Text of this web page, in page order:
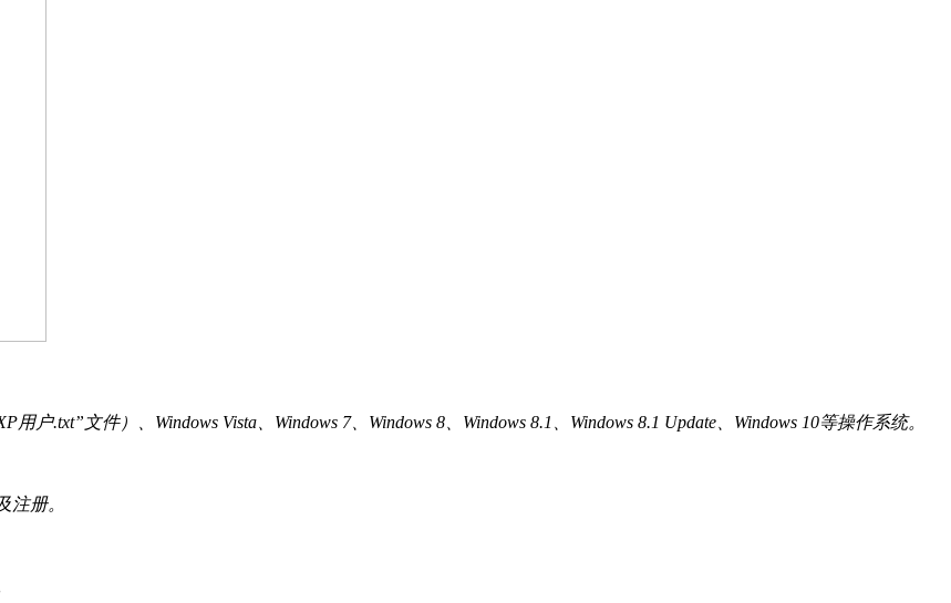
户.txt”文件）、Windows Vista、Windows 7、Windows 8、Windows 8.1、Windows 8.1 Update、Windows 10等操作系统。
册。